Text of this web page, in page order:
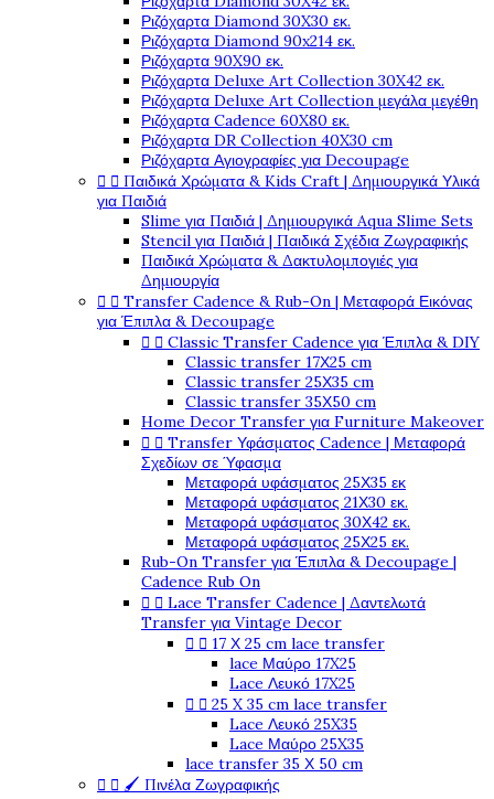
Ριζόχαρτα Diamond 30X30 εκ.
Ριζόχαρτα Diamond 90x214 εκ.
Ριζόχαρτα 90X90 εκ.
Ριζόχαρτα Deluxe Art Collection 30X42 εκ.
Ριζόχαρτα Deluxe Art Collection μεγάλα μεγέθη
Ριζόχαρτα Cadence 60X80 εκ.
Ριζόχαρτα DR Collection 40X30 cm
Ριζόχαρτα Αγιογραφίες για Decoupage
  Παιδικά Χρώματα & Kids Craft | Δημιουργικά Υλικά
για Παιδιά
Slime για Παιδιά | Δημιουργικά Aqua Slime Sets
Stencil για Παιδιά | Παιδικά Σχέδια Ζωγραφικής
Παιδικά Χρώματα & Δακτυλομπογιές για
Δημιουργία
  Transfer Cadence & Rub-On | Μεταφορά Εικόνας
για Έπιπλα & Decoupage
  Classic Transfer Cadence για Έπιπλα & DIY
Classic transfer 17Χ25 cm
Classic transfer 25Χ35 cm
Classic transfer 35Χ50 cm
Home Decor Transfer για Furniture Makeover
  Transfer Υφάσματος Cadence | Μεταφορά
Σχεδίων σε Ύφασμα
Μεταφορά υφάσματος 25Χ35 εκ
Μεταφορά υφάσματος 21Χ30 εκ.
Μεταφορά υφάσματος 30Χ42 εκ.
Μεταφορά υφάσματος 25Χ25 εκ.
Rub-On Transfer για Έπιπλα & Decoupage |
Cadence Rub On
  Lace Transfer Cadence | Δαντελωτά
Transfer για Vintage Decor
  17 Χ 25 cm lace transfer
lace Μαύρο 17X25
Lace Λευκό 17X25
  25 X 35 cm lace transfer
Lace Λευκό 25X35
Lace Μαύρο 25X35
lace transfer 35 Χ 50 cm
  🖌️ Πινέλα Ζωγραφικής